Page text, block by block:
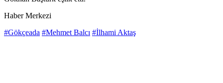
Haber Merkezi
#Gökçeada #Mehmet Balcı #İlhami Aktaş